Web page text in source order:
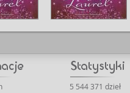
5 544 371 dzieł